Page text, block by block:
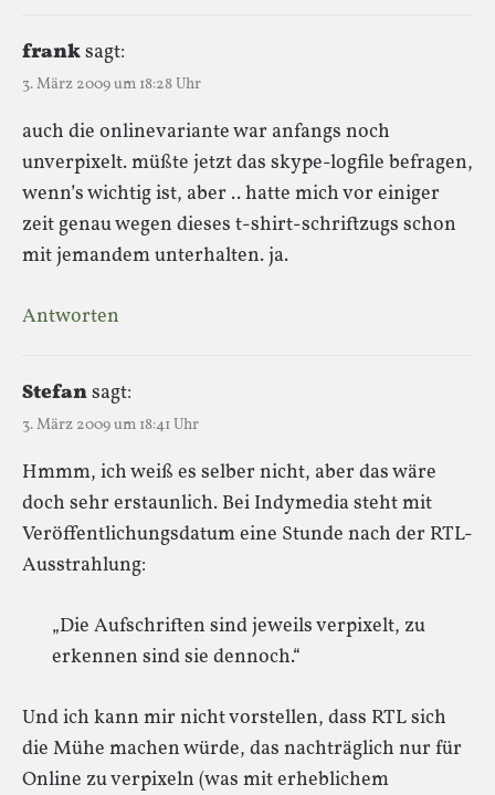
franksagt:
3. März 2009 um 18:28 Uhr
auch die onlinevariante war anfangs noch
unverpixelt. müßte jetzt das skype-logfile befragen,
wenn’s wichtig ist, aber .. hatte mich vor einiger
zeit genau wegen dieses t-shirt-schriftzugs schon
mit jemandem unterhalten. ja.
Antworten
Stefansagt:
3. März 2009 um 18:41 Uhr
Hmmm, ich weiß es selber nicht, aber das wäre
doch sehr erstaunlich. Bei Indymedia steht mit
Veröffentlichungsdatum eine Stunde nach der RTL-
Ausstrahlung:
„Die Aufschriften sind jeweils verpixelt, zu
erkennen sind sie dennoch.“
Und ich kann mir nicht vorstellen, dass RTL sich
die Mühe machen würde, das nachträglich nur für
Online zu verpixeln (was mit erheblichem